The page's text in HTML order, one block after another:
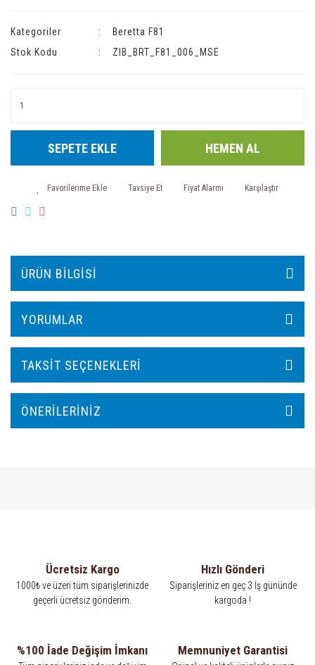
Kategoriler
Beretta F81
Stok Kodu
ZIB_BRT_F81_006_MSE
SEPETE EKLE HEMEN AL
Tavsiye Et Fiyat Alarmı Karşılaştır
ÜRÜN BILGISI
YORUMLAR
TAKSIT SEÇENEKLERI
ÖNERILERINIZ
Ücretsiz Kargo
1000₺ ve üzeri tüm siparişlerinizde
geçerli ücretsiz gönderim.
Hızlı Gönderi
Siparişleriniz en geç 3 İş gününde
kargoda !
%100 İade Değişim İmkanı Memnuniyet Garantisi